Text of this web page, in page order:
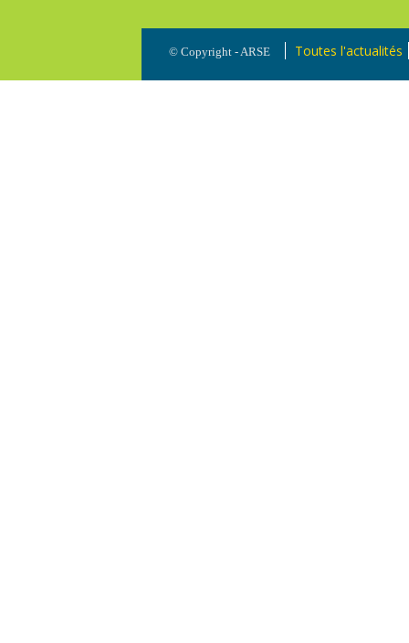
© Copyright - ARSE Toutes l'actualités